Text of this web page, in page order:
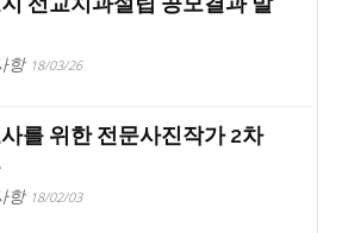
항 18/03/26
를 위한 전문사진작가 2차
항 18/02/03